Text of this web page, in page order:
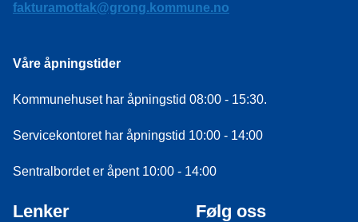
fakturamottak@grong.kommune.no
Våre åpningstider
Kommunehuset har åpningstid 08:00 - 15:30.
Servicekontoret har åpningstid 10:00 - 14:00
Sentralbordet er åpent 10:00 - 14:00
Lenker Følg oss